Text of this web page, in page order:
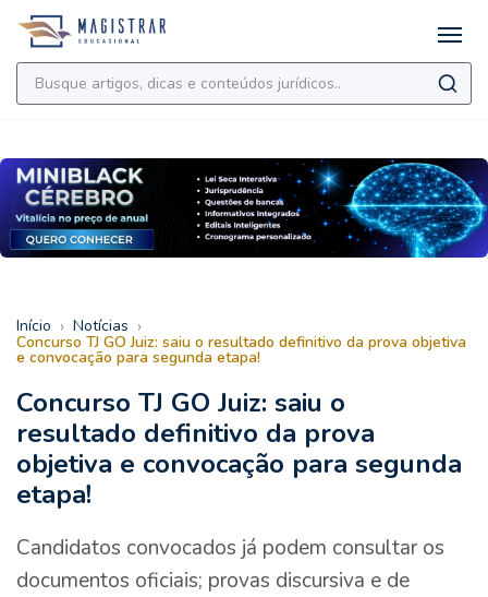
Início › Notícias ›
Concurso TJ GO Juiz: saiu o resultado definitivo da prova objetiva
e convocação para segunda etapa!
Concurso TJ GO Juiz: saiu o
resultado definitivo da prova
objetiva e convocação para segunda
etapa!
Candidatos convocados já podem consultar os
documentos oficiais; provas discursiva e de